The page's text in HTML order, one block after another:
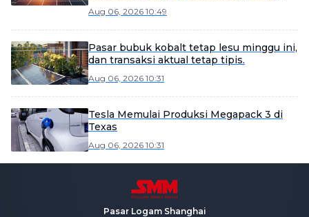
diperkirakan akan mempercepat
pengiriman di semester kedua.
Aug 06, 2026 10:49
Pasar bubuk kobalt tetap lesu minggu ini,
dan transaksi aktual tetap tipis.
Aug 06, 2026 10:31
Tesla Memulai Produksi Megapack 3 di
Texas
Aug 06, 2026 10:31
Pasar Logam Shanghai